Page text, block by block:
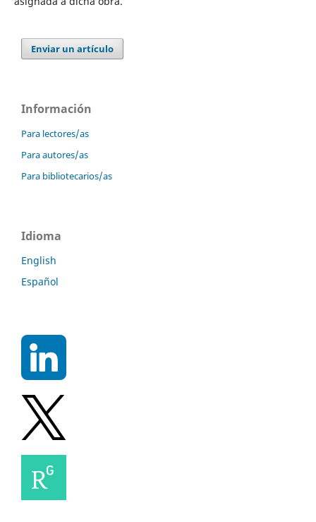
Enviar un artículo
Información
Para lectores/as
Para autores/as
Para bibliotecarios/as
Idioma
English
Español